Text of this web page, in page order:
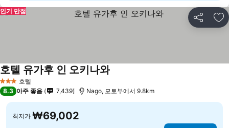
공유 즐
인기 만점
3 성급 호텔
호텔 유가후 인 오키나와
8.3 아주 좋음 7,439 Nago, 모토부에서 9.8km
최저가 ₩69,002